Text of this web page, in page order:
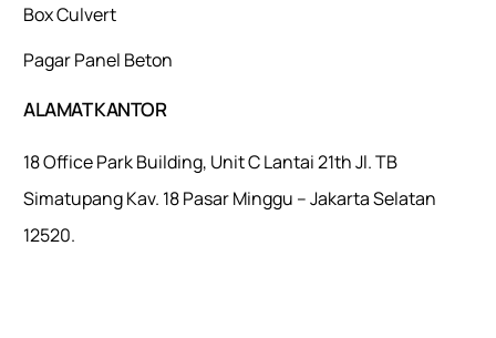
Box Culvert
Pagar Panel Beton
ALAMAT KANTOR
18 Office Park Building, Unit C Lantai 21th Jl. TB
Simatupang Kav. 18 Pasar Minggu – Jakarta Selatan
12520.